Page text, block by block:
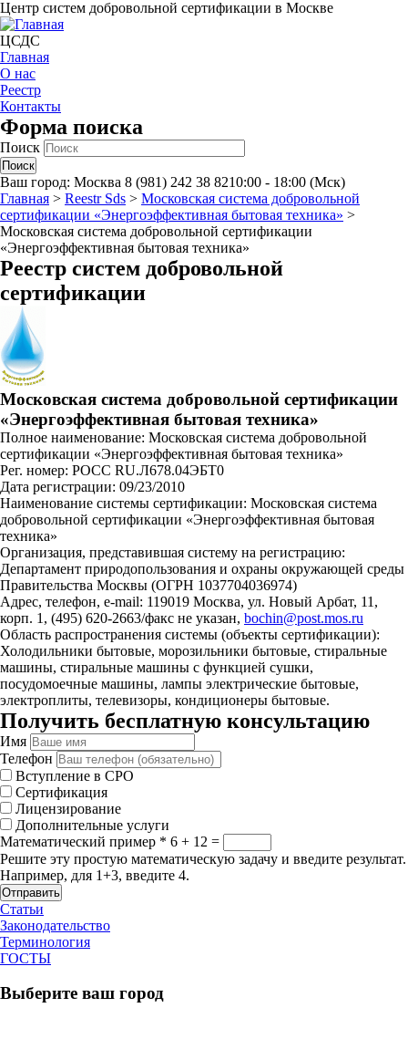
Центр систем добровольной сертификации в Москве
ЦСДС
Главная
О нас
Реестр
Контакты
Форма поиска
Поиск
Ваш город: Москва 8 (981) 242 38 8210:00 - 18:00 (Мск)
Главная > Reestr Sds > Московская система добровольной
сертификации «Энергоэффективная бытовая техника» >
Московская система добровольной сертификации
«Энергоэффективная бытовая техника»
Реестр систем добровольной
сертификации
Московская система добровольной сертификации
«Энергоэффективная бытовая техника»
Полное наименование: Московская система добровольной
сертификации «Энергоэффективная бытовая техника»
Рег. номер: РОСС RU.Л678.04ЭБТ0
Дата регистрации: 09/23/2010
Наименование системы сертификации: Московская система
добровольной сертификации «Энергоэффективная бытовая
техника»
Организация, представившая систему на регистрацию:
Департамент природопользования и охраны окружающей среды
Правительства Москвы (ОГРН 1037704036974)
Адрес, телефон, e-mail: 119019 Москва, ул. Новый Арбат, 11,
корп. 1, (495) 620-2663/факс не указан, bochin@post.mos.ru
Область распространения системы (объекты сертификации):
Холодильники бытовые, морозильники бытовые, стиральные
машины, стиральные машины с функцией сушки,
посудомоечные машины, лампы электрические бытовые,
электроплиты, телевизоры, кондиционеры бытовые.
Получить бесплатную консультацию
Имя
Телефон
Вступление в СРО
Сертификация
Лицензирование
Дополнительные услуги
Математический пример * 6 + 12 =
Решите эту простую математическую задачу и введите результат.
Например, для 1+3, введите 4.
Отправить
Статьи
Законодательство
Терминология
ГОСТЫ
Выберите ваш город